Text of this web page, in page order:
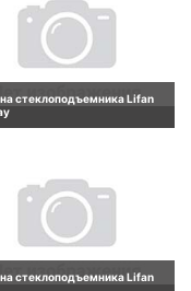
стеклоподъемника Lifan
стеклоподъемника Lifan